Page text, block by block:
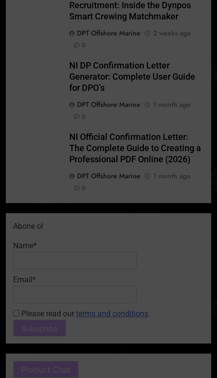
Recruitment: Inside the Dynpos
Smart Crewing Matchmaker
DPT Offshore Marine
2 weeks ago
0
NI DP Confirmation Letter
Generator: Complete User Guide
for DPO’s
DPT Offshore Marine
1 month ago
0
NI Official Confirmation Letter:
The Complete Guide to Creating a
Professional PDF Online (2026)
DPT Offshore Marine
1 month ago
0
Abone ol
Name*
Email*
Please read our terms and conditions
Product Chat